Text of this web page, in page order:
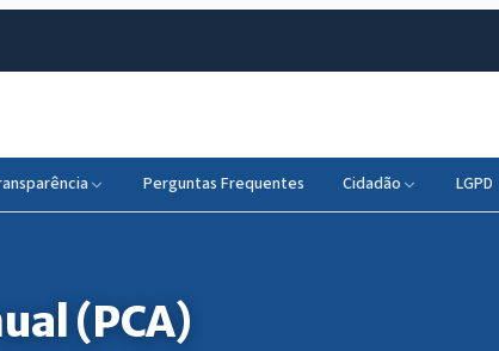
Perguntas Frequentes Cidadão LGPD
(PCA)